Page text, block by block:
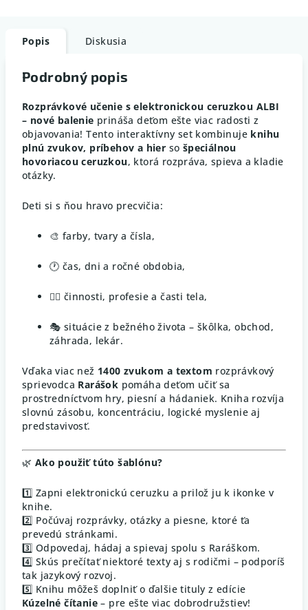
Popis Diskusia
Podrobný popis
Rozprávkové učenie s elektronickou ceruzkou ALBI
– nové balenie prináša deťom ešte viac radosti z
objavovania! Tento interaktívny set kombinuje knihu
plnú zvukov, príbehov a hier so špeciálnou
hovoriacou ceruzkou, ktorá rozpráva, spieva a kladie
otázky.
Deti si s ňou hravo precvičia:
🎨 farby, tvary a čísla,
🕐 čas, dni a ročné obdobia,
🚶‍♀️ činnosti, profesie a časti tela,
🎭 situácie z bežného života – škôlka, obchod,
záhrada, lekár.
Vďaka viac než 1400 zvukom a textom rozprávkový
sprievodca Rarášok pomáha deťom učiť sa
prostredníctvom hry, piesní a hádaniek. Kniha rozvíja
slovnú zásobu, koncentráciu, logické myslenie aj
predstavivosť.
🌿 Ako použiť túto šablónu?
1️⃣ Zapni elektronickú ceruzku a prilož ju k ikonke v
knihe.
2️⃣ Počúvaj rozprávky, otázky a piesne, ktoré ťa
prevedú stránkami.
3️⃣ Odpovedaj, hádaj a spievaj spolu s Raráškom.
4️⃣ Skús prečítať niektoré texty aj s rodičmi – podporíš
tak jazykový rozvoj.
5️⃣ Knihu môžeš doplniť o ďalšie tituly z edície
Kúzelné čítanie – pre ešte viac dobrodružstiev!